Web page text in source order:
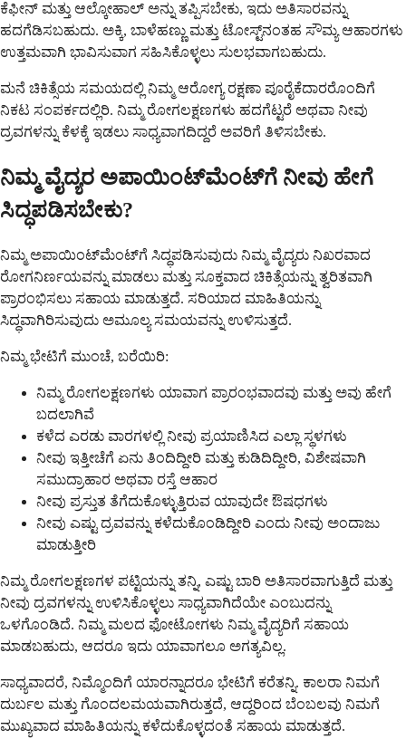
ಕೆಫೀನ್ ಮತ್ತು ಆಲ್ಕೋಹಾಲ್ ಅನ್ನು ತಪ್ಪಿಸಬೇಕು, ಇದು ಅತಿಸಾರವನ್ನು
ಹದಗೆಡಿಸಬಹುದು. ಅಕ್ಕಿ, ಬಾಳೆಹಣ್ಣು ಮತ್ತು ಟೋಸ್ಟ್‌ನಂತಹ ಸೌಮ್ಯ ಆಹಾರಗಳು
ಉತ್ತಮವಾಗಿ ಭಾವಿಸುವಾಗ ಸಹಿಸಿಕೊಳ್ಳಲು ಸುಲಭವಾಗಬಹುದು.
ಮನೆ ಚಿಕಿತ್ಸೆಯ ಸಮಯದಲ್ಲಿ ನಿಮ್ಮ ಆರೋಗ್ಯ ರಕ್ಷಣಾ ಪೂರೈಕೆದಾರರೊಂದಿಗೆ
ನಿಕಟ ಸಂಪರ್ಕದಲ್ಲಿರಿ. ನಿಮ್ಮ ರೋಗಲಕ್ಷಣಗಳು ಹದಗೆಟ್ಟರೆ ಅಥವಾ ನೀವು
ದ್ರವಗಳನ್ನು ಕೆಳಕ್ಕೆ ಇಡಲು ಸಾಧ್ಯವಾಗದಿದ್ದರೆ ಅವರಿಗೆ ತಿಳಿಸಬೇಕು.
ನಿಮ್ಮ ವೈದ್ಯರ ಅಪಾಯಿಂಟ್‌ಮೆಂಟ್‌ಗೆ ನೀವು ಹೇಗೆ
ಸಿದ್ಧಪಡಿಸಬೇಕು?
ನಿಮ್ಮ ಅಪಾಯಿಂಟ್‌ಮೆಂಟ್‌ಗೆ ಸಿದ್ಧಪಡಿಸುವುದು ನಿಮ್ಮ ವೈದ್ಯರು ನಿಖರವಾದ
ರೋಗನಿರ್ಣಯವನ್ನು ಮಾಡಲು ಮತ್ತು ಸೂಕ್ತವಾದ ಚಿಕಿತ್ಸೆಯನ್ನು ತ್ವರಿತವಾಗಿ
ಪ್ರಾರಂಭಿಸಲು ಸಹಾಯ ಮಾಡುತ್ತದೆ. ಸರಿಯಾದ ಮಾಹಿತಿಯನ್ನು
ಸಿದ್ಧವಾಗಿರಿಸುವುದು ಅಮೂಲ್ಯ ಸಮಯವನ್ನು ಉಳಿಸುತ್ತದೆ.
ನಿಮ್ಮ ಭೇಟಿಗೆ ಮುಂಚೆ, ಬರೆಯಿರಿ:
ನಿಮ್ಮ ರೋಗಲಕ್ಷಣಗಳು ಯಾವಾಗ ಪ್ರಾರಂಭವಾದವು ಮತ್ತು ಅವು ಹೇಗೆ
ಬದಲಾಗಿವೆ
ಕಳೆದ ಎರಡು ವಾರಗಳಲ್ಲಿ ನೀವು ಪ್ರಯಾಣಿಸಿದ ಎಲ್ಲಾ ಸ್ಥಳಗಳು
ನೀವು ಇತ್ತೀಚೆಗೆ ಏನು ತಿಂದಿದ್ದೀರಿ ಮತ್ತು ಕುಡಿದಿದ್ದೀರಿ, ವಿಶೇಷವಾಗಿ
ಸಮುದ್ರಾಹಾರ ಅಥವಾ ರಸ್ತೆ ಆಹಾರ
ನೀವು ಪ್ರಸ್ತುತ ತೆಗೆದುಕೊಳ್ಳುತ್ತಿರುವ ಯಾವುದೇ ಔಷಧಗಳು
ನೀವು ಎಷ್ಟು ದ್ರವವನ್ನು ಕಳೆದುಕೊಂಡಿದ್ದೀರಿ ಎಂದು ನೀವು ಅಂದಾಜು
ಮಾಡುತ್ತೀರಿ
ನಿಮ್ಮ ರೋಗಲಕ್ಷಣಗಳ ಪಟ್ಟಿಯನ್ನು ತನ್ನಿ, ಎಷ್ಟು ಬಾರಿ ಅತಿಸಾರವಾಗುತ್ತಿದೆ ಮತ್ತು
ನೀವು ದ್ರವಗಳನ್ನು ಉಳಿಸಿಕೊಳ್ಳಲು ಸಾಧ್ಯವಾಗಿದೆಯೇ ಎಂಬುದನ್ನು
ಒಳಗೊಂಡಿದೆ. ನಿಮ್ಮ ಮಲದ ಫೋಟೋಗಳು ನಿಮ್ಮ ವೈದ್ಯರಿಗೆ ಸಹಾಯ
ಮಾಡಬಹುದು, ಆದರೂ ಇದು ಯಾವಾಗಲೂ ಅಗತ್ಯವಿಲ್ಲ.
ಸಾಧ್ಯವಾದರೆ, ನಿಮ್ಮೊಂದಿಗೆ ಯಾರನ್ನಾದರೂ ಭೇಟಿಗೆ ಕರೆತನ್ನಿ. ಕಾಲರಾ ನಿಮಗೆ
ದುರ್ಬಲ ಮತ್ತು ಗೊಂದಲಮಯವಾಗಿರುತ್ತದೆ, ಆದ್ದರಿಂದ ಬೆಂಬಲವು ನಿಮಗೆ
ಮುಖ್ಯವಾದ ಮಾಹಿತಿಯನ್ನು ಕಳೆದುಕೊಳ್ಳದಂತೆ ಸಹಾಯ ಮಾಡುತ್ತದೆ.